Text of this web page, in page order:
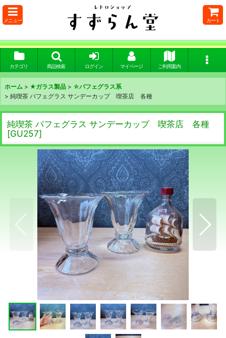
メニュー カート
カテゴリ 商品検索 ログイン マイページ ご利用案内
ホーム > ★ガラス製品 > ☆パフェグラス系
> 純喫茶 パフェグラス サンデーカップ 喫茶店 各種
純喫茶 パフェグラス サンデーカップ 喫茶店 各種
[GU257]